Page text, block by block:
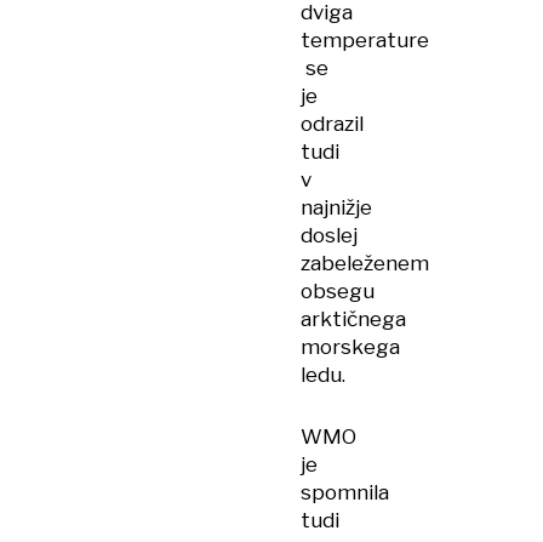
dviga
temperature
se
je
odrazil
tudi
v
najnižje
doslej
zabeleženem
obsegu
arktičnega
morskega
ledu.
WMO
je
spomnila
tudi